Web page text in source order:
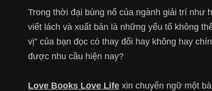
Trong thời đại bùng nổ của ngành giải trí như
viết lách và xuất bản là những yếu tố không
vị” của bạn đọc có thay đổi hay không hay
được nhu cầu hiện nay?
Love Books Love Life xin chuyển ngữ một